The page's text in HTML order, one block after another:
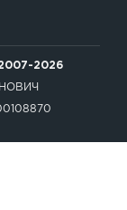
2026